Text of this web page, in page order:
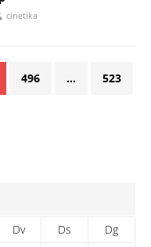
cinetika
496 … 523
Dv Ds
Dg